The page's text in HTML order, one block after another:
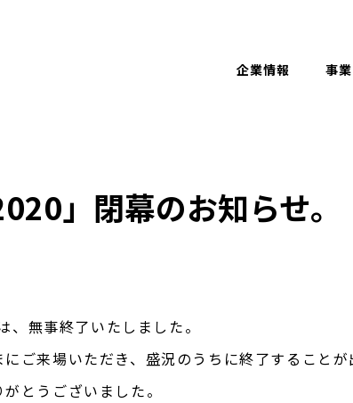
企業情報
事
」閉幕のお知らせ。
、無事終了いたしました。
ご来場いただき、盛況のうちに終了することが
とうございました。